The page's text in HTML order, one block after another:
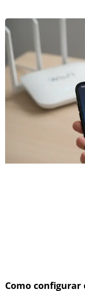
Como configurar